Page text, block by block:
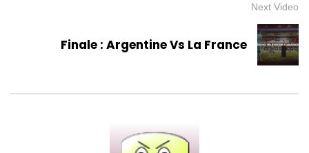
Next Video
Finale : Argentine Vs La France